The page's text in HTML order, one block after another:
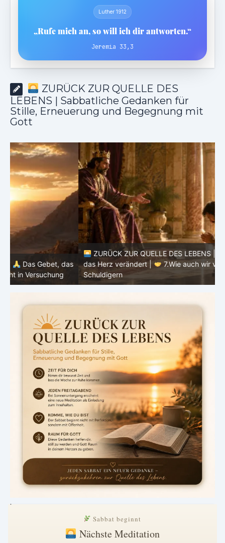
Luther 1912
„Rufe mich an, so will ich dir antworten.“
Jeremia 33,3
ZURÜCK ZUR QUELLE DES
LEBENS | Sabbatliche Gedanken für
Stille, Erneuerung und Begegnung mit
Gott
ZURÜCK ZUR QUELLE DES LEBENS |
Das Gebet, das
das Herz verändert |
7.Wie auch wir vergeben unsern
Schuldigern
.
Sabbat beginnt
Nächste Meditation